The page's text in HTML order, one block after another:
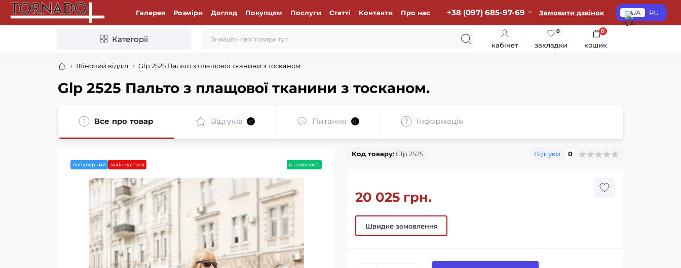
Галерея Розміри Догляд Покупцям Послуги Статті Контакти Про нас +38 (097) 685-97-69 Замовити дзвінок UA RU
Категорії
кабінет закладки
0
кошик
0
Жіночий відділ Glp 2525 Пальто з плащової тканини з тосканом.
Glp 2525 Пальто з плащової тканини з тосканом.
Все про товар Відгуків 0 Питання 0 Iнформація
популярний закінчується в наявності
Код товару:Glp 2525 Відгуки: 0
20 025 грн.
Швидке замовлення